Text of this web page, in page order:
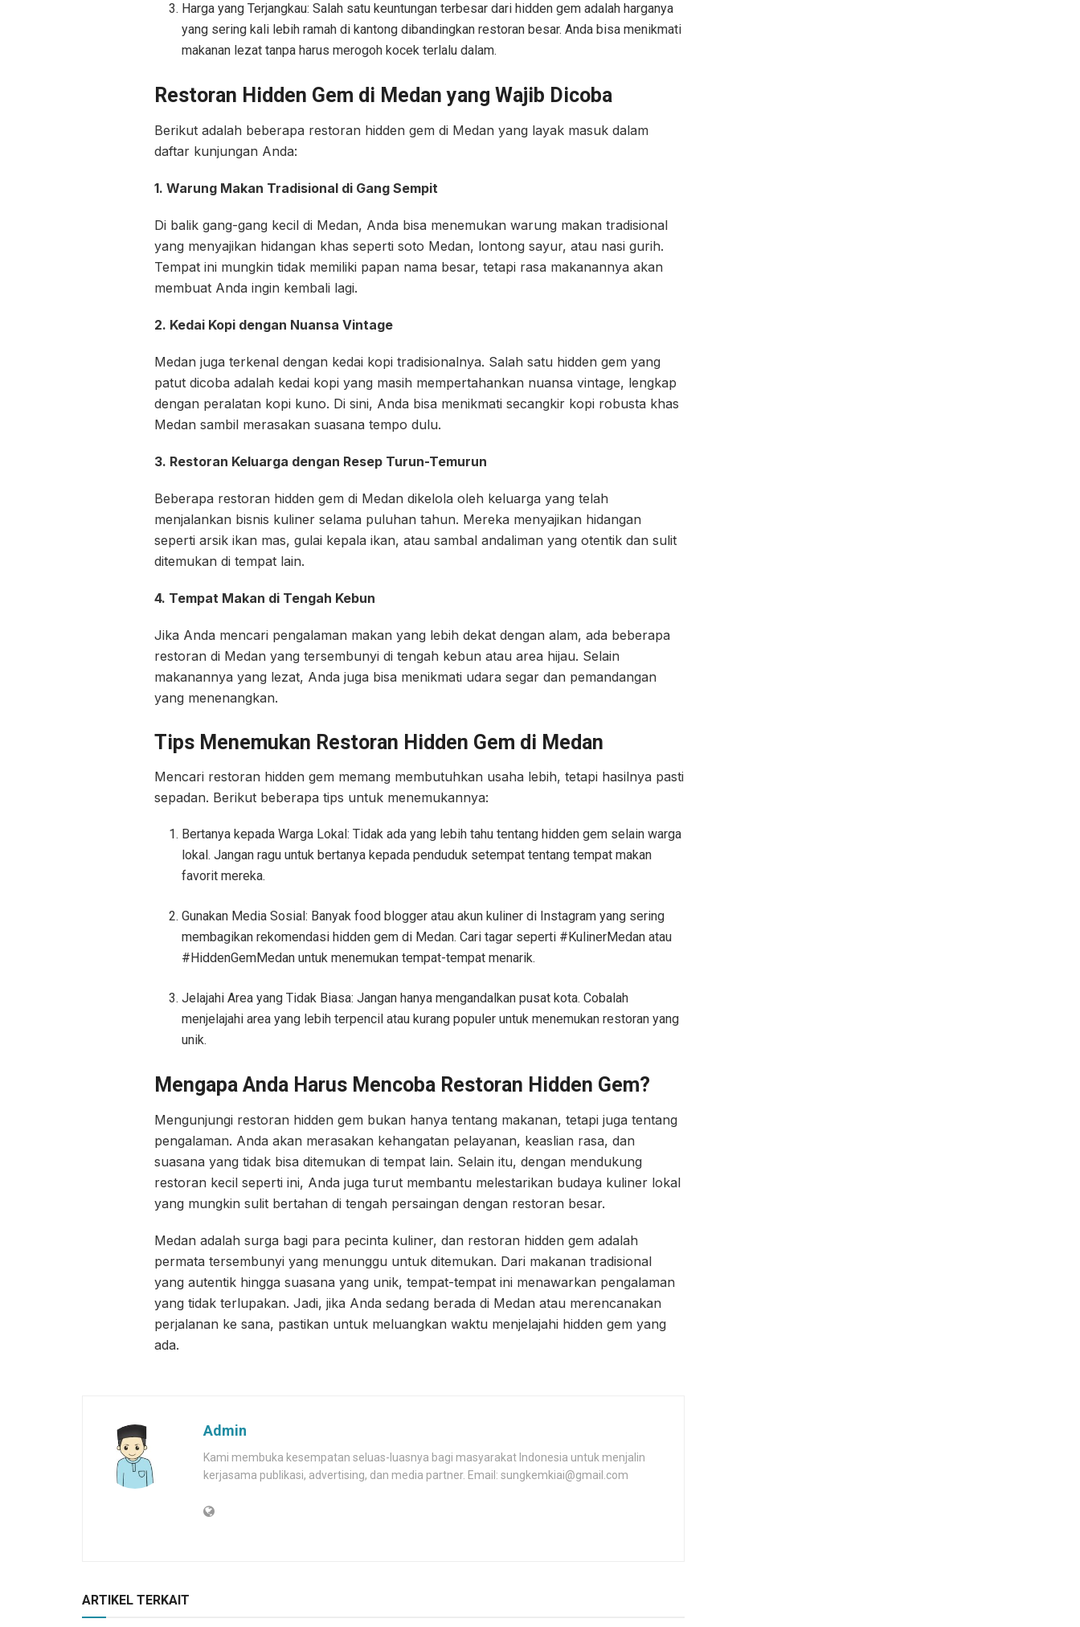
Harga yang Terjangkau: Salah satu keuntungan terbesar dari hidden gem adalah harganya
yang sering kali lebih ramah di kantong dibandingkan restoran besar. Anda bisa menikmati
makanan lezat tanpa harus merogoh kocek terlalu dalam.
Restoran Hidden Gem di Medan yang Wajib Dicoba
Berikut adalah beberapa restoran hidden gem di Medan yang layak masuk dalam
daftar kunjungan Anda:
1. Warung Makan Tradisional di Gang Sempit
Di balik gang-gang kecil di Medan, Anda bisa menemukan warung makan tradisional
yang menyajikan hidangan khas seperti soto Medan, lontong sayur, atau nasi gurih.
Tempat ini mungkin tidak memiliki papan nama besar, tetapi rasa makanannya akan
membuat Anda ingin kembali lagi.
2. Kedai Kopi dengan Nuansa Vintage
Medan juga terkenal dengan kedai kopi tradisionalnya. Salah satu hidden gem yang
patut dicoba adalah kedai kopi yang masih mempertahankan nuansa vintage, lengkap
dengan peralatan kopi kuno. Di sini, Anda bisa menikmati secangkir kopi robusta khas
Medan sambil merasakan suasana tempo dulu.
3. Restoran Keluarga dengan Resep Turun-Temurun
Beberapa restoran hidden gem di Medan dikelola oleh keluarga yang telah
menjalankan bisnis kuliner selama puluhan tahun. Mereka menyajikan hidangan
seperti arsik ikan mas, gulai kepala ikan, atau sambal andaliman yang otentik dan sulit
ditemukan di tempat lain.
4. Tempat Makan di Tengah Kebun
Jika Anda mencari pengalaman makan yang lebih dekat dengan alam, ada beberapa
restoran di Medan yang tersembunyi di tengah kebun atau area hijau. Selain
makanannya yang lezat, Anda juga bisa menikmati udara segar dan pemandangan
yang menenangkan.
Tips Menemukan Restoran Hidden Gem di Medan
Mencari restoran hidden gem memang membutuhkan usaha lebih, tetapi hasilnya pasti
sepadan. Berikut beberapa tips untuk menemukannya:
Bertanya kepada Warga Lokal: Tidak ada yang lebih tahu tentang hidden gem selain warga
lokal. Jangan ragu untuk bertanya kepada penduduk setempat tentang tempat makan
favorit mereka.
Gunakan Media Sosial: Banyak food blogger atau akun kuliner di Instagram yang sering
membagikan rekomendasi hidden gem di Medan. Cari tagar seperti #KulinerMedan atau
#HiddenGemMedan untuk menemukan tempat-tempat menarik.
Jelajahi Area yang Tidak Biasa: Jangan hanya mengandalkan pusat kota. Cobalah
menjelajahi area yang lebih terpencil atau kurang populer untuk menemukan restoran yang
unik.
Mengapa Anda Harus Mencoba Restoran Hidden Gem?
Mengunjungi restoran hidden gem bukan hanya tentang makanan, tetapi juga tentang
pengalaman. Anda akan merasakan kehangatan pelayanan, keaslian rasa, dan
suasana yang tidak bisa ditemukan di tempat lain. Selain itu, dengan mendukung
restoran kecil seperti ini, Anda juga turut membantu melestarikan budaya kuliner lokal
yang mungkin sulit bertahan di tengah persaingan dengan restoran besar.
Medan adalah surga bagi para pecinta kuliner, dan restoran hidden gem adalah
permata tersembunyi yang menunggu untuk ditemukan. Dari makanan tradisional
yang autentik hingga suasana yang unik, tempat-tempat ini menawarkan pengalaman
yang tidak terlupakan. Jadi, jika Anda sedang berada di Medan atau merencanakan
perjalanan ke sana, pastikan untuk meluangkan waktu menjelajahi hidden gem yang
ada.
Admin
Kami membuka kesempatan seluas-luasnya bagi masyarakat Indonesia untuk menjalin
kerjasama publikasi, advertising, dan media partner. Email: sungkemkiai@gmail.com
ARTIKEL TERKAIT